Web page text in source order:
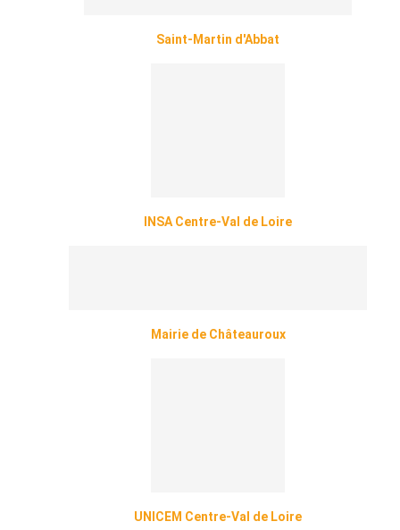
Saint-Martin d'Abbat
INSA Centre-Val de Loire
Mairie de Châteauroux
UNICEM Centre-Val de Loire